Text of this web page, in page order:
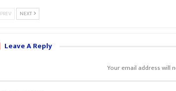
PREV NEXT
Leave A Reply
Your email address will